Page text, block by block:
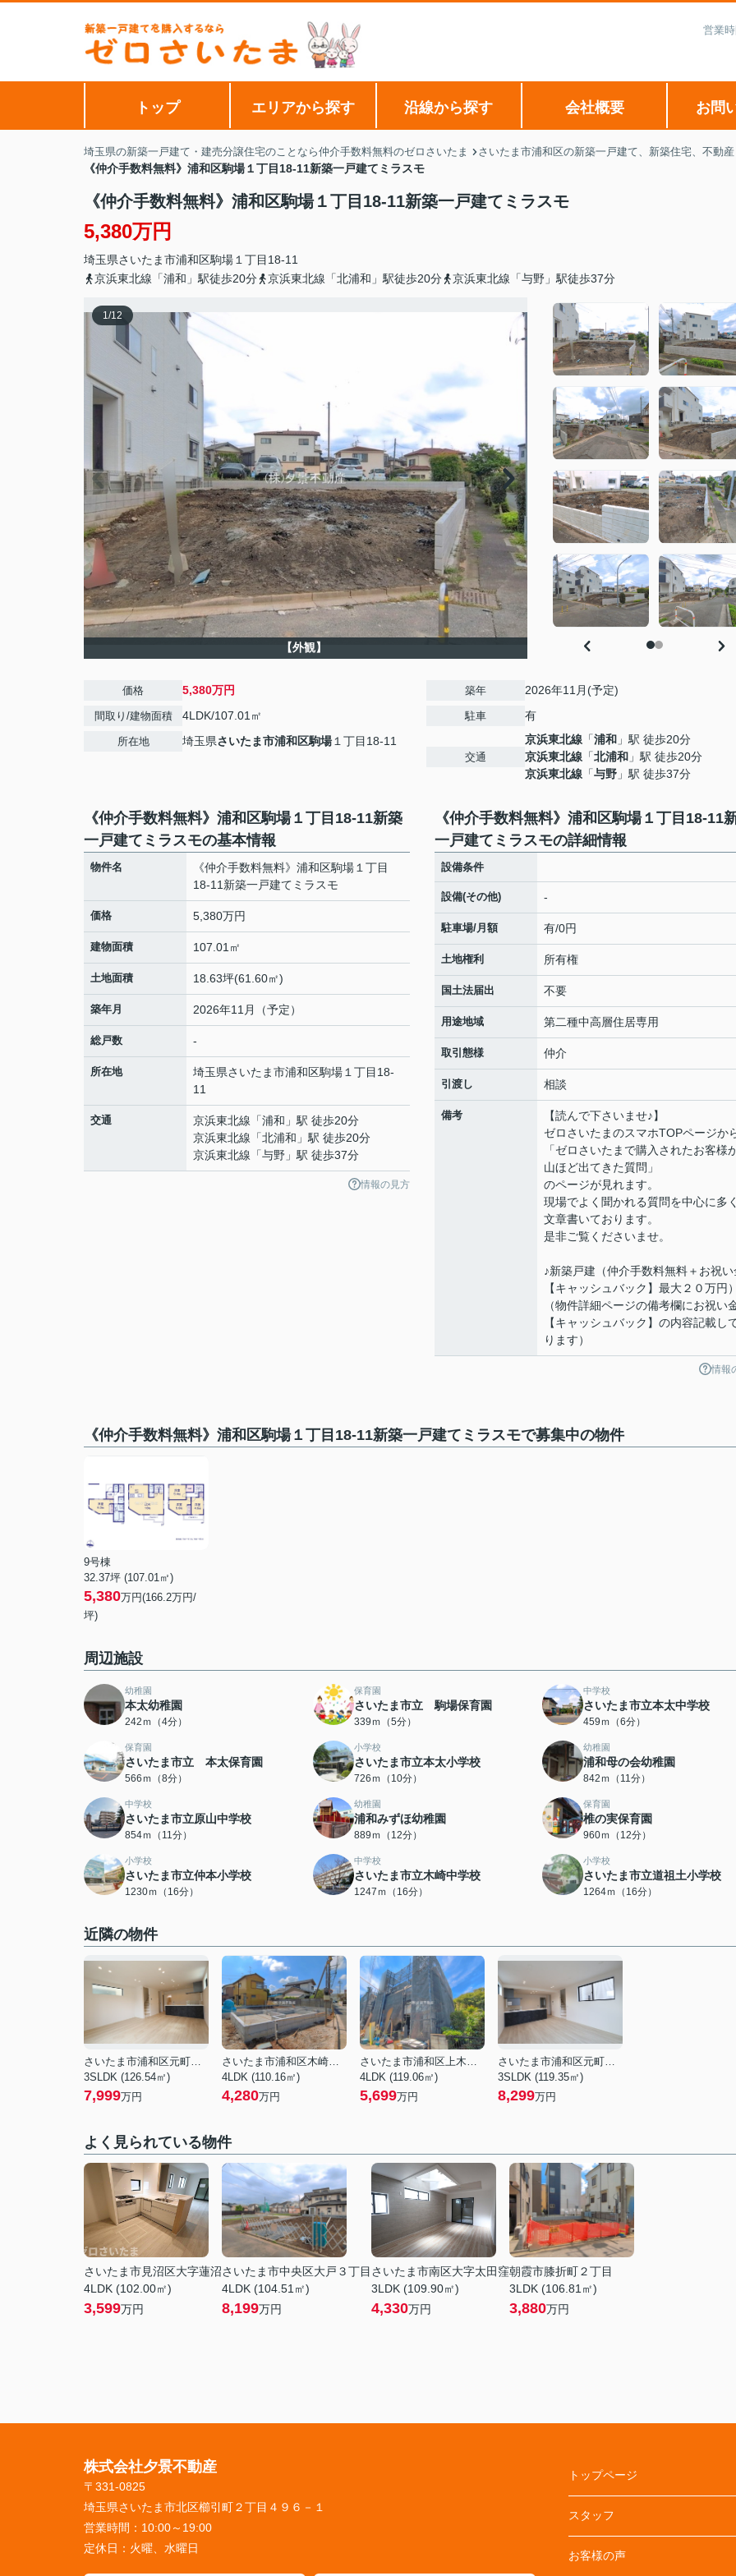
営業
トップ エリアから探す 沿線から探す 会社概要 お問
埼玉県の新築一戸建て・建売分譲住宅のことなら仲介手数料無料のゼロさいたま さいたま市浦和区の新築一戸建て、新築住宅、不動
《仲介手数料無料》浦和区駒場１丁目18-11新築一戸建てミラスモ
《仲介手数料無料》浦和区駒場１丁目18-11新築一戸建てミラスモ
5,380万円
埼玉県さいたま市浦和区駒場 １丁目18-11
京浜東北線「浦和」駅徒歩20分
京浜東北線「北浦和」駅徒歩20分 京浜東北線「与野」駅徒歩37分
1/12
【外観】
価格 5,380万円
間取り/建物面積 4LDK/107.01㎡
所在地 埼玉県さいたま市浦和区駒場１丁目18-11
築年 2026年11月(予定)
駐車 有
交通
京浜東北線 「浦和 」駅 徒歩20分
京浜東北線 「北浦和 」駅 徒歩20分
京浜東北線 「与野 」駅 徒歩37分
《仲介手数料無料》浦和区駒場１丁目18-11新築
一戸建てミラスモの基本情報
物件名
《仲介手数料無料》浦和区駒場１丁目
18-11新築一戸建てミラスモ
価格 5,380万円
建物面積 107.01㎡
土地面積 18.63坪(61.60㎡)
築年月 2026年11月（予定）
総戸数 -
所在地 埼玉県さいたま市浦和区駒場 １丁目18-
11
交通 京浜東北線 「浦和 」駅 徒歩20分
京浜東北線 「北浦和 」駅 徒歩20分
京浜東北線 「与野 」駅 徒歩37分
情報の見方
《仲介手数料無料》浦和区駒場１丁目18-11
一戸建てミラスモの詳細情報
設備条件
設備(その他) -
駐車場/月額 有/0円
土地権利 所有権
国土法届出 不要
用途地域 第二種中高層住居専用
取引態様 仲介
引渡し 相談
備考
【読んで下さいませ♪】
ゼロさいたまのスマホTOPページか
「ゼロさいたまで購入されたお客様
山ほど出てきた質問」
のページが見れます。
現場でよく聞かれる質問を中心に多
文章書いております。
是非ご覧くださいませ。
♪新築戸建（仲介手数料無料＋お祝い
【キャッシュバック】最大２０万円
（物件詳細ページの備考欄にお祝い
【キャッシュバック】の内容記載し
ります）
情報
《仲介手数料無料》浦和区駒場１丁目18-11新築一戸建てミラスモで募集中の物件
9号棟
32.37坪 (107.01㎡)
5,380万円(166.2万円/
坪)
周辺施設
幼稚園
本太幼稚園
242ｍ（4分）
保育園
さいたま市立 駒場保育園
339ｍ（5分）
中学校
さいたま市立本太中学校
459ｍ（6分）
保育園
さいたま市立 本太保育園
566ｍ（8分）
小学校
さいたま市立本太小学校
726ｍ（10分）
幼稚園
浦和母の会幼稚園
842ｍ（11分）
中学校
さいたま市立原山中学校
854ｍ（11分）
幼稚園
浦和みずほ幼稚園
889ｍ（12分）
保育園
椎の実保育園
960ｍ（12分）
小学校
さいたま市立仲本小学校
1230ｍ（16分）
中学校
さいたま市立木崎中学校
1247ｍ（16分）
小学校
さいたま市立道祖土小学校
1264ｍ（16分）
近隣の物件
さいたま市浦和区元町３丁目
3SLDK (126.54㎡)
7,999万円
さいたま市浦和区木崎２丁目
4LDK (110.16㎡)
4,280万円
さいたま市浦和区上木崎８丁目
4LDK (119.06㎡)
5,699万円
さいたま市浦和区元町１丁目
3SLDK (119.35㎡)
8,299万円
よく見られている物件
さいたま市見沼区大字蓮沼
4LDK (102.00㎡)
3,599万円
さいたま市中央区大戸３丁目
4LDK (104.51㎡)
8,199万円
さいたま市南区大字太田窪
3LDK (109.90㎡)
4,330万円
朝霞市膝折町２丁目
3LDK (106.81㎡)
3,880万円
株式会社夕景不動産
〒331-0825
埼玉県さいたま市北区櫛引町２丁目４９６－１
営業時間： 10:00～19:00
定休日： 火曜、水曜日
トップページ
スタッフ
お客様の声